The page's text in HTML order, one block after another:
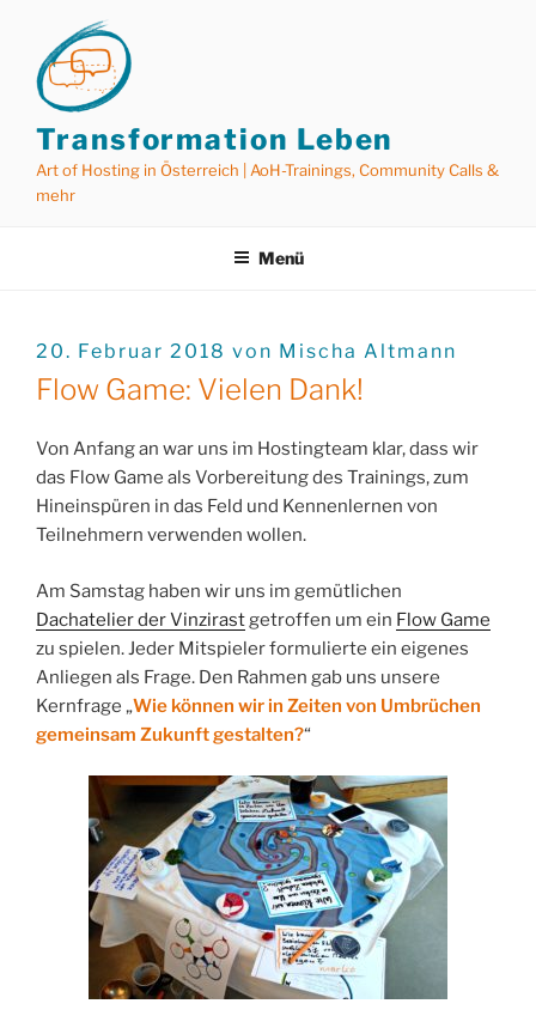
springen
Transformation Leben
Art of Hosting in Österreich | AoH-Trainings, Community Calls &
mehr
Menü
VERÖFFENTLICHT
20. Februar 2018 von Mischa Altmann
Flow Game: Vielen Dank!
Von Anfang an war uns im Hostingteam klar, dass wir
das Flow Game als Vorbereitung des Trainings, zum
Hineinspüren in das Feld und Kennenlernen von
Teilnehmern verwenden wollen.
Am Samstag haben wir uns im gemütlichen
Dachatelier der Vinzirastgetroffen um ein Flow Game
zu spielen. Jeder Mitspieler formulierte ein eigenes
Anliegen als Frage. Den Rahmen gab uns unsere
Kernfrage „Wie können wir in Zeiten von Umbrüchen
gemeinsam Zukunft gestalten?“